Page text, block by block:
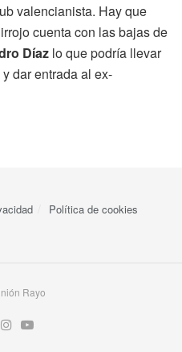
valencianista. Hay que
cuenta con las bajas de
Díaz lo que podría llevar
dar entrada al ex-
Política de cookies
Rayo